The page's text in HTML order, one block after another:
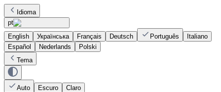
Idioma
pt
English
Українська Français Deutsch Português
Italiano
Español
Nederlands
Polski
Tema
Auto Escuro Claro